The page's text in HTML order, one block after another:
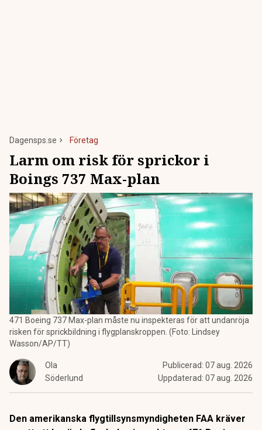
Dagensps.se Företag
Larm om risk för sprickor i
Boings 737 Max-plan
471 Boeing 737 Max-plan måste nu inspekteras för att undanröja
risken för sprickbildning i flygplanskroppen. (Foto: Lindsey
Wasson/AP/TT)
Ola
Söderlund
Publicerad: 07 aug. 2026
Uppdaterad: 07 aug. 2026
Den amerikanska flygtillsynsmyndigheten FAA kräver